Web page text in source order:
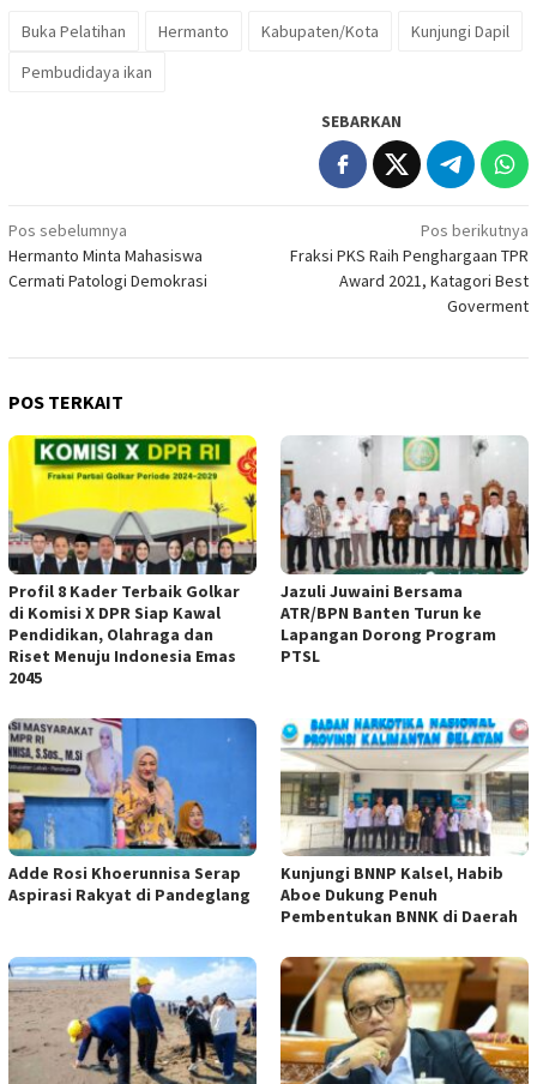
Buka Pelatihan Hermanto Kabupaten/Kota
Kunjungi Dapil
Pembudidaya ikan
SEBARKAN
Navigasi
pos
Pos sebelumnya
Hermanto Minta Mahasiswa
Cermati Patologi Demokrasi
Pos berikutnya
Fraksi PKS Raih Penghargaan TPR
Award 2021, Katagori Best
Goverment
POS TERKAIT
Profil 8 Kader Terbaik Golkar
di Komisi X DPR Siap Kawal
Pendidikan, Olahraga dan
Riset Menuju Indonesia Emas
2045
Jazuli Juwaini Bersama
ATR/BPN Banten Turun ke
Lapangan Dorong Program
PTSL
Adde Rosi Khoerunnisa Serap
Aspirasi Rakyat di Pandeglang
Kunjungi BNNP Kalsel, Habib
Aboe Dukung Penuh
Pembentukan BNNK di Daerah